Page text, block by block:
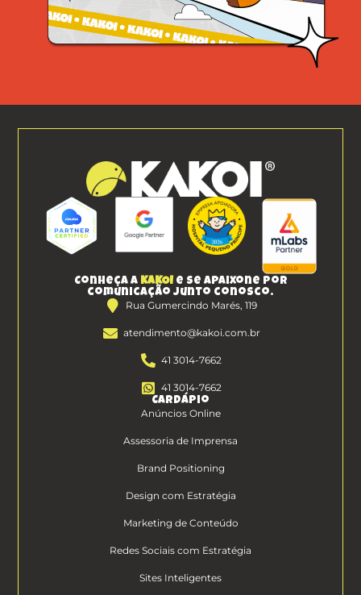
Conheça a KAKOI e se apaixone por
comunicação junto conosco.
Rua Gumercindo Marés, 119
atendimento@kakoi.com.br
41 3014-7662
41 3014-7662
Cardápio
Anúncios Online
Assessoria de Imprensa
Brand Positioning
Design com Estratégia
Marketing de Conteúdo
Redes Sociais com Estratégia
Sites Inteligentes